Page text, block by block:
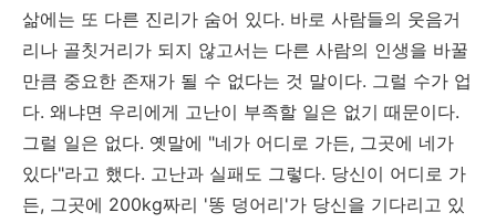
삶에는 또 다른 진리가 숨어 있다. 바로 사람들의 웃음거
리나 골칫거리가 되지 않고서는 다른 사람의 인생을 바꿀
만큼 중요한 존재가 될 수 없다는 것 말이다. 그럴 수가 업
다. 왜냐면 우리에게 고난이 부족할 일은 없기 때문이다.
그럴 일은 없다. 옛말에 "네가 어디로 가든, 그곳에 네가
있다"라고 했다. 고난과 실패도 그렇다. 당신이 어디로 가
든, 그곳에 200kg짜리 '똥 덩어리'가 당신을 기다리고 있